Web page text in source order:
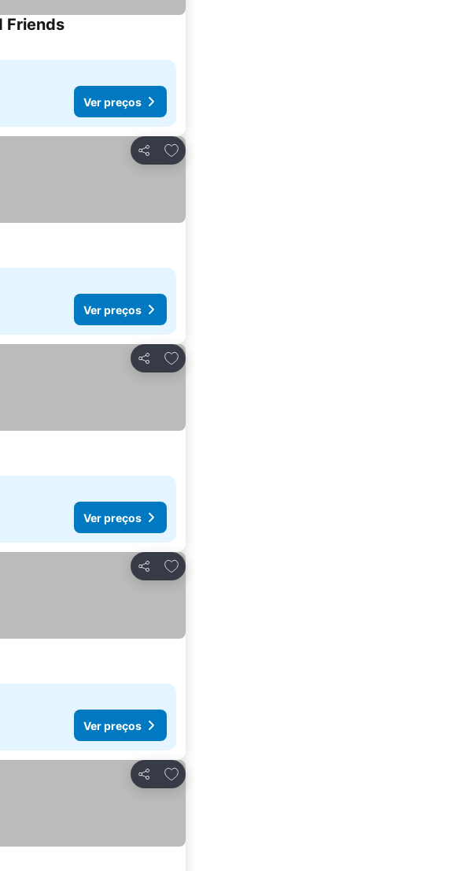
Friends
Ver preços
Partilhar
Adicionar aos favoritos
Ver preços
Partilhar
Adicionar aos favoritos
Ver preços
Partilhar
Adicionar aos favoritos
Ver preços
Partilhar
Adicionar aos favoritos